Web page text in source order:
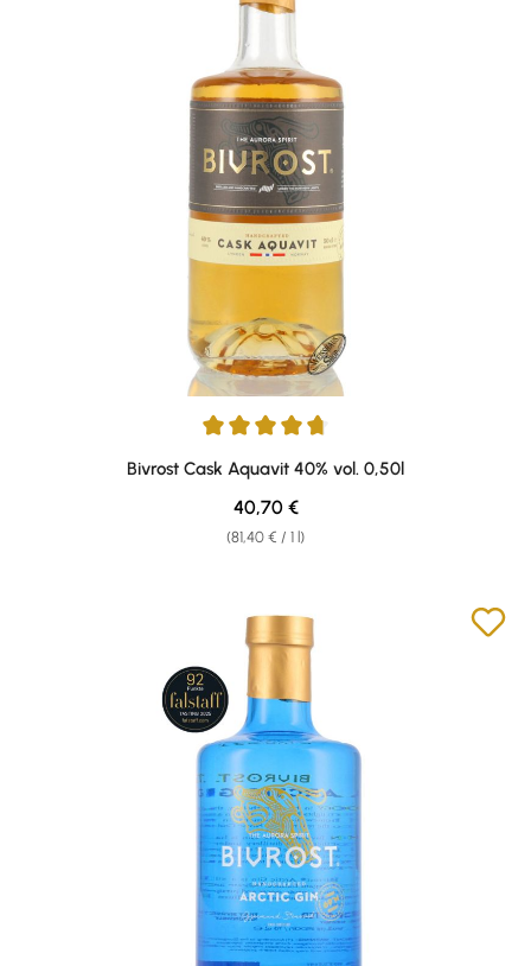
Average rating of 4.67 out of 5 stars
Bivrost Cask Aquavit 40% vol. 0,50l
(81,40 € / 1 l)
Regular price:
40,70 €